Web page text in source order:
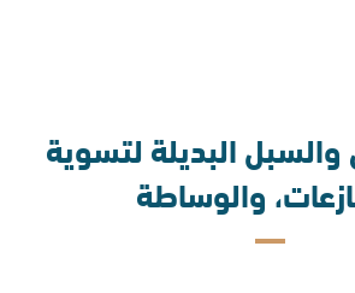
والسبل البديلة لتسوية
والوساطة